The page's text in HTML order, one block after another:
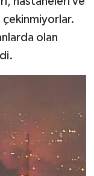
olan